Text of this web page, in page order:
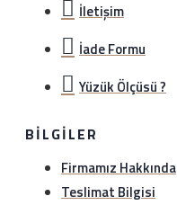
İletişim
İade Formu
Yüzük Ölçüsü ?
BILGILER
Firmamız Hakkında
Teslimat Bilgisi